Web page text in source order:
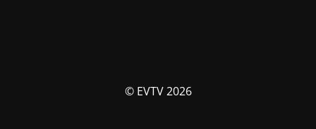
© EVTV 2026